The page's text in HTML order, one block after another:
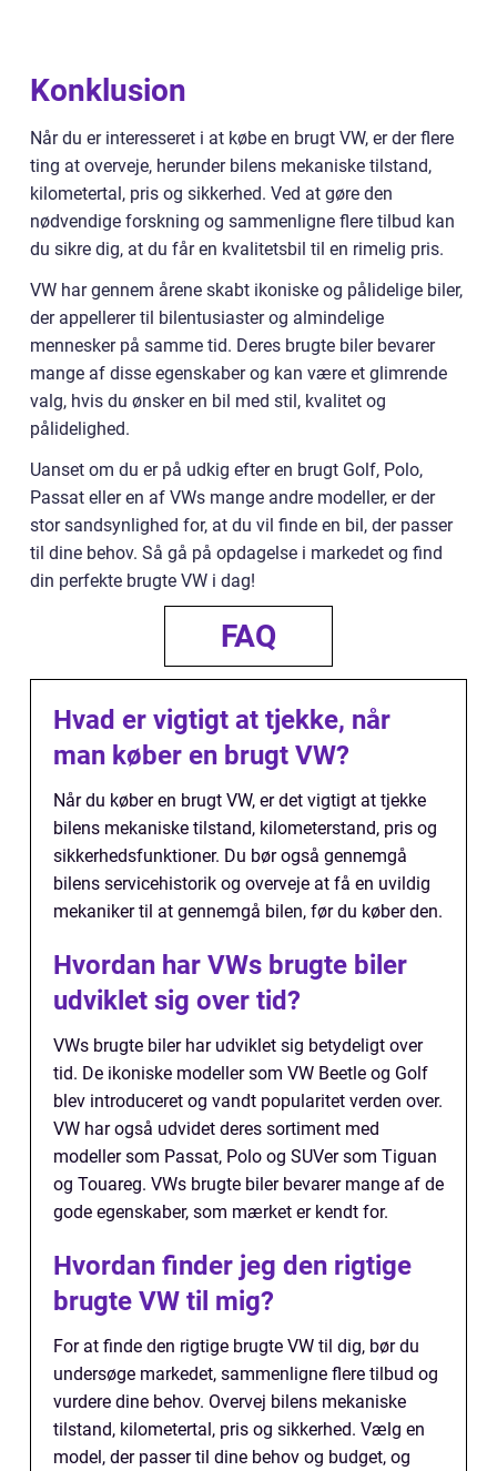
Konklusion
Når du er interesseret i at købe en brugt VW, er der flere
ting at overveje, herunder bilens mekaniske tilstand,
kilometertal, pris og sikkerhed. Ved at gøre den
nødvendige forskning og sammenligne flere tilbud kan
du sikre dig, at du får en kvalitetsbil til en rimelig pris.
VW har gennem årene skabt ikoniske og pålidelige biler,
der appellerer til bilentusiaster og almindelige
mennesker på samme tid. Deres brugte biler bevarer
mange af disse egenskaber og kan være et glimrende
valg, hvis du ønsker en bil med stil, kvalitet og
pålidelighed.
Uanset om du er på udkig efter en brugt Golf, Polo,
Passat eller en af VWs mange andre modeller, er der
stor sandsynlighed for, at du vil finde en bil, der passer
til dine behov. Så gå på opdagelse i markedet og find
din perfekte brugte VW i dag!
FAQ
Hvad er vigtigt at tjekke, når
man køber en brugt VW?
Når du køber en brugt VW, er det vigtigt at tjekke
bilens mekaniske tilstand, kilometerstand, pris og
sikkerhedsfunktioner. Du bør også gennemgå
bilens servicehistorik og overveje at få en uvildig
mekaniker til at gennemgå bilen, før du køber den.
Hvordan har VWs brugte biler
udviklet sig over tid?
VWs brugte biler har udviklet sig betydeligt over
tid. De ikoniske modeller som VW Beetle og Golf
blev introduceret og vandt popularitet verden over.
VW har også udvidet deres sortiment med
modeller som Passat, Polo og SUVer som Tiguan
og Touareg. VWs brugte biler bevarer mange af de
gode egenskaber, som mærket er kendt for.
Hvordan finder jeg den rigtige
brugte VW til mig?
For at finde den rigtige brugte VW til dig, bør du
undersøge markedet, sammenligne flere tilbud og
vurdere dine behov. Overvej bilens mekaniske
tilstand, kilometertal, pris og sikkerhed. Vælg en
model, der passer til dine behov og budget, og